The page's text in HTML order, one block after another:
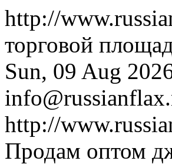
http://
торговой
Sun, 09 Aug
http://
Продам оптом